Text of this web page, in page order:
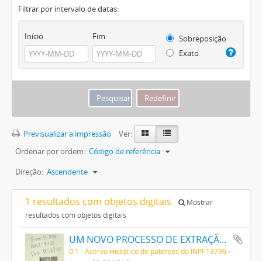
Filtrar por intervalo de datas:
Início Fim
Sobreposição
Exato
Previsualizar a impressão
Ver:
Ordenar por ordem: Código de referência
Direção: Ascendente
1 resultados com objetos digitais
Mostrar
resultados com objetos digitais
UM NOVO PROCESSO DE EXTRAÇÃO DE MATERIA CORANTE DOS VEGETAES
0.1 - Acervo Histórico de patentes do INPI-13796